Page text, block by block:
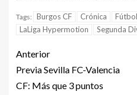
Tags: Burgos CF Crónica Fútbol
LaLiga Hypermotion
Segunda
Anterior
Previa Sevilla FC-Valencia
CF: Más que 3 puntos